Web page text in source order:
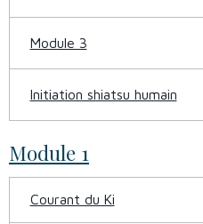
Module 3
Initiation shiatsu humain
Module 1
Courant du Ki